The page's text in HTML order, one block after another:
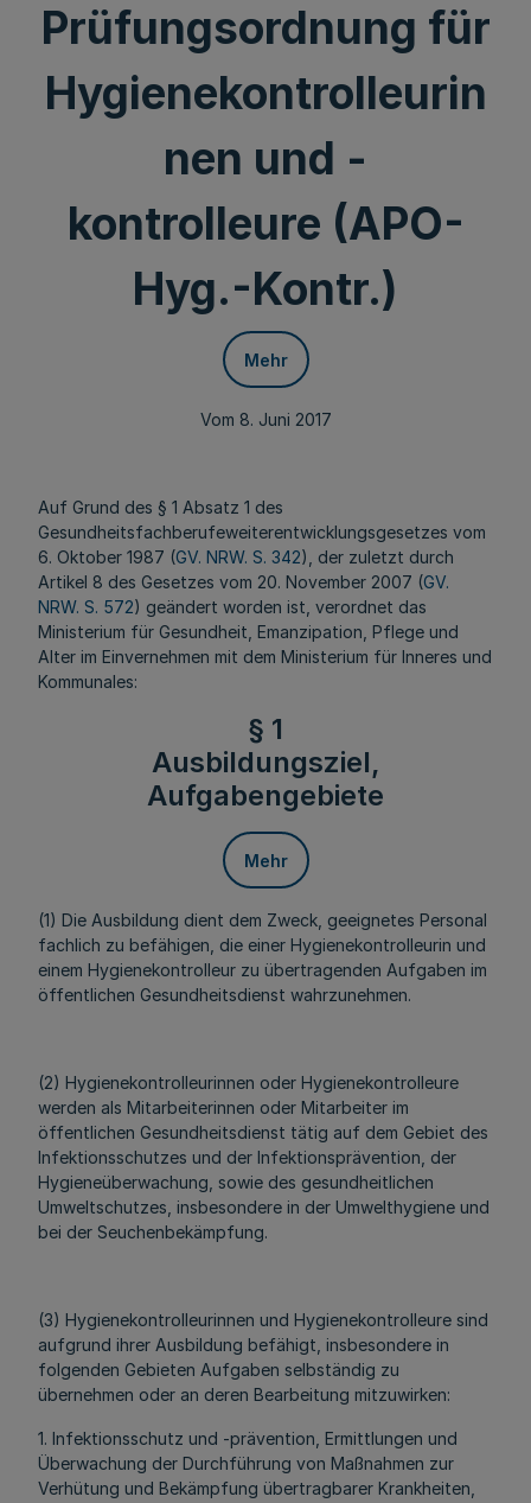
Prüfungsordnung für
Hygienekontrolleurin
nen und -
kontrolleure (APO-
Hyg.-Kontr.)
Mehr
Vom 8. Juni 2017
Auf Grund des § 1 Absatz 1 des
Gesundheitsfachberufeweiterentwicklungsgesetzes vom
6. Oktober 1987 (GV. NRW. S. 342), der zuletzt durch
Artikel 8 des Gesetzes vom 20. November 2007 (GV.
NRW. S. 572) geändert worden ist, verordnet das
Ministerium für Gesundheit, Emanzipation, Pflege und
Alter im Einvernehmen mit dem Ministerium für Inneres und
Kommunales:
§ 1
Ausbildungsziel,
Aufgabengebiete
Mehr
(1) Die Ausbildung dient dem Zweck, geeignetes Personal
fachlich zu befähigen, die einer Hygienekontrolleurin und
einem Hygienekontrolleur zu übertragenden Aufgaben im
öffentlichen Gesundheitsdienst wahrzunehmen.
(2) Hygienekontrolleurinnen oder Hygienekontrolleure
werden als Mitarbeiterinnen oder Mitarbeiter im
öffentlichen Gesundheitsdienst tätig auf dem Gebiet des
Infektionsschutzes und der Infektionsprävention, der
Hygieneüberwachung, sowie des gesundheitlichen
Umweltschutzes, insbesondere in der Umwelthygiene und
bei der Seuchenbekämpfung.
(3) Hygienekontrolleurinnen und Hygienekontrolleure sind
aufgrund ihrer Ausbildung befähigt, insbesondere in
folgenden Gebieten Aufgaben selbständig zu
übernehmen oder an deren Bearbeitung mitzuwirken:
1. Infektionsschutz und -prävention, Ermittlungen und
Überwachung der Durchführung von Maßnahmen zur
Verhütung und Bekämpfung übertragbarer Krankheiten,